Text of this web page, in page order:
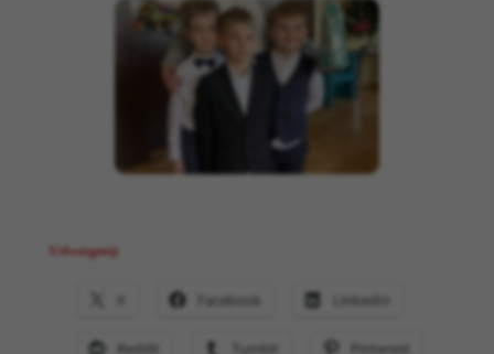
Udostępnij:
Facebook LinkedIn
Reddit Tumblr Pinterest